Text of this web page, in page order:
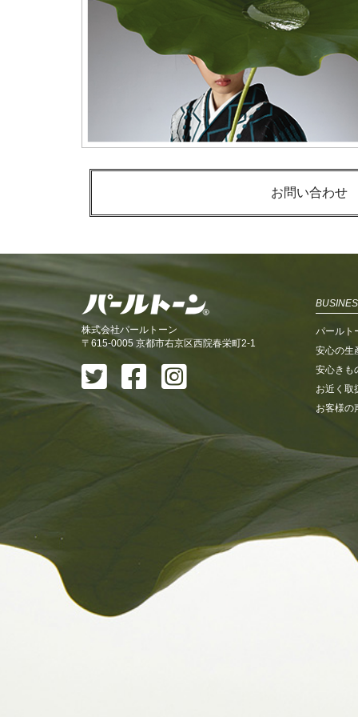
お問い合わせ
株式会社パールトーン
〒615-0005 京都市右京区西院春栄町2-1
パールト
安心の生
安心きも
お近く取
お客様の